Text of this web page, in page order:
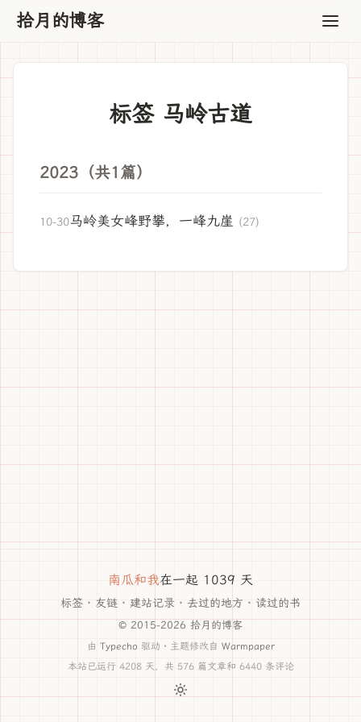
拾月的博客
标签 马岭古道
2023（共1篇）
10-30马岭美女峰野攀，一峰九崖 (27)
南瓜和我在一起 1039 天
标签 · 友链 · 建站记录 · 去过的地方 · 读过的书
© 2015-2026 拾月的博客
由 Typecho 驱动 · 主题修改自 Warmpaper
本站已运行 4208 天，共 576 篇文章和 6440 条评论